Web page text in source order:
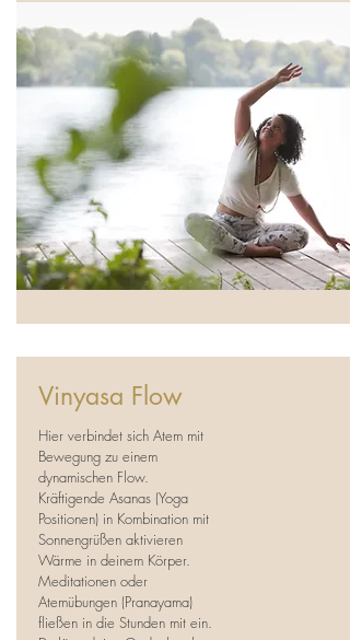
Vinyasa Flow
Hier verbindet sich Atem mit
Bewegung zu einem
dynamischen Flow.
Kräftigende Asanas (Yoga
Positionen) in Kombination mit
Sonnengrüßen aktivieren
Wärme in deinem Körper.
Meditationen oder
Atemübungen (Pranayama)
fließen in die Stunden mit ein.